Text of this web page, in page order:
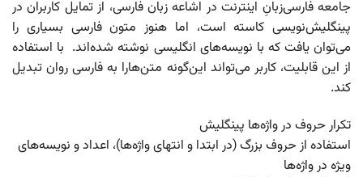
جامعه فارسی‌زبانِ اینترنت در اشاعه زبان فارسی، از تمایل کاربران در
پینگلیش‌نویسی کاسته است، اما هنوز متون فارسی بسیاری را
می‌توان یافت که با نویسه‌های انگلیسی نوشته شده‌اند. با استفاده
از این قابلیت، کاربر می‌تواند این‌گونه متن‌هارا به فارسی روان تبدیل
کند.
تکرار حروف در واژه‌ها پینگلیش
استفاده از حروف بزرگ (در ابتدا و انتهای واژه‌ها)، اعداد و نویسه‌های
ویژه در واژه‌ها